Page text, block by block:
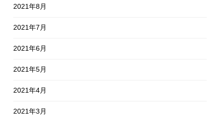
2021年8月
2021年7月
2021年6月
2021年5月
2021年4月
2021年3月